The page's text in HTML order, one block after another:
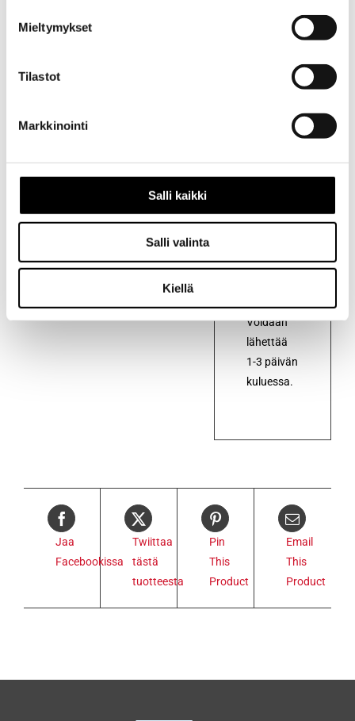
Mieltymykset
Tilastot
Markkinointi
Salli kaikki
Salli valinta
Kiellä
Kuvaus
Alkuperäinen
Corolla
vm.1979/8
Voidaan
lähettää
1-3 päivän
kuluessa.
Jaa
Facebookissa
Twiittaa
tästä
tuotteesta
Pin
This
Product
Email
This
Product